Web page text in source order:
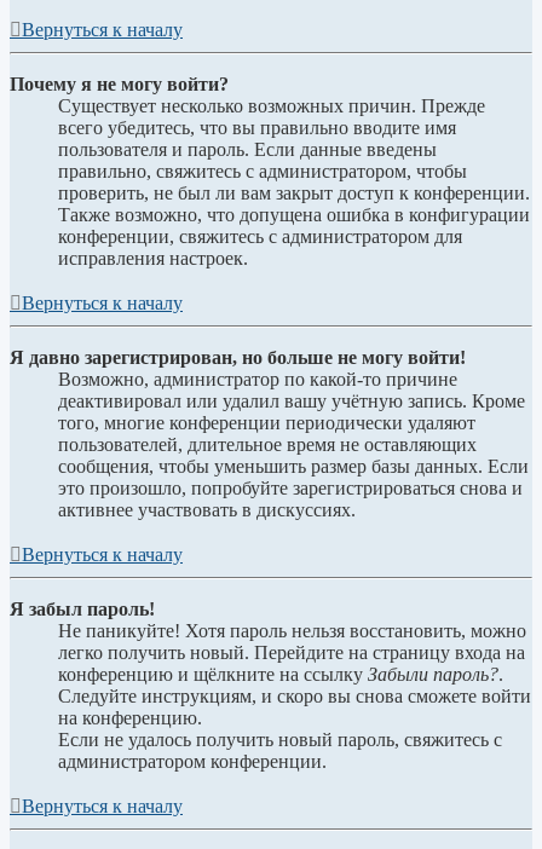
Вернуться к началу
Почему я не могу войти?
Существует несколько возможных причин. Прежде
всего убедитесь, что вы правильно вводите имя
пользователя и пароль. Если данные введены
правильно, свяжитесь с администратором, чтобы
проверить, не был ли вам закрыт доступ к конференции.
Также возможно, что допущена ошибка в конфигурации
конференции, свяжитесь с администратором для
исправления настроек.
Вернуться к началу
Я давно зарегистрирован, но больше не могу войти!
Возможно, администратор по какой-то причине
деактивировал или удалил вашу учётную запись. Кроме
того, многие конференции периодически удаляют
пользователей, длительное время не оставляющих
сообщения, чтобы уменьшить размер базы данных. Если
это произошло, попробуйте зарегистрироваться снова и
активнее участвовать в дискуссиях.
Вернуться к началу
Я забыл пароль!
Не паникуйте! Хотя пароль нельзя восстановить, можно
легко получить новый. Перейдите на страницу входа на
конференцию и щёлкните на ссылку Забыли пароль?.
Следуйте инструкциям, и скоро вы снова сможете войти
на конференцию.
Если не удалось получить новый пароль, свяжитесь с
администратором конференции.
Вернуться к началу